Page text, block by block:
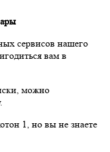
сервисов нашего
вам в
можно
1, но вы не знаете